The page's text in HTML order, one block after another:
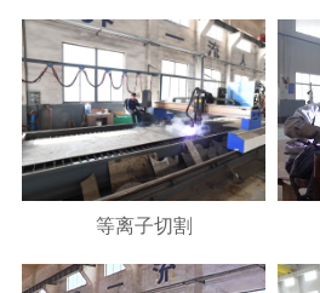
等离子切割